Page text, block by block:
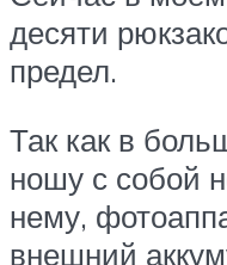
десяти
предел.
Так как в
ношу с собой
нему,
внешний